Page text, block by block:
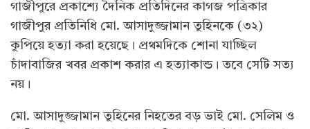
গাজীপুরে প্রকাশ্যে দৈনিক প্রতিদিনের কাগজ পত্রিকার
গাজীপুর প্রতিনিধি মো. আসাদুজ্জামান তুহিনকে (৩২)
কুপিয়ে হত্যা করা হয়েছে। প্রথমদিকে শোনা যাচ্ছিল
চাঁদাবাজির খবর প্রকাশ করার এ হত্যাকান্ড। তবে সেটি সত্য
নয়।
মো. আসাদুজ্জামান তুহিনের নিহতের বড় ভাই মো. সেলিম ও